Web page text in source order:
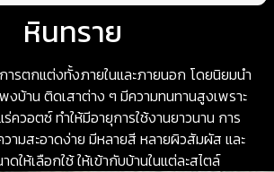
หินทราย
ารตกแต่งทั้งภายในและภายนอก โดยนิยมนำ
บ้าน ติดเสาต่าง ๆ มีความทนทานสูงเพราะ
ควอตซ์ ทำให้มีอายุการใช้งานยาวนาน การ
ามสะอาดง่าย มีหลายสี หลายผิวสัมผัส และ
ดให้เลือกใช้ ให้เข้ากับบ้านในแต่ละสไตล์